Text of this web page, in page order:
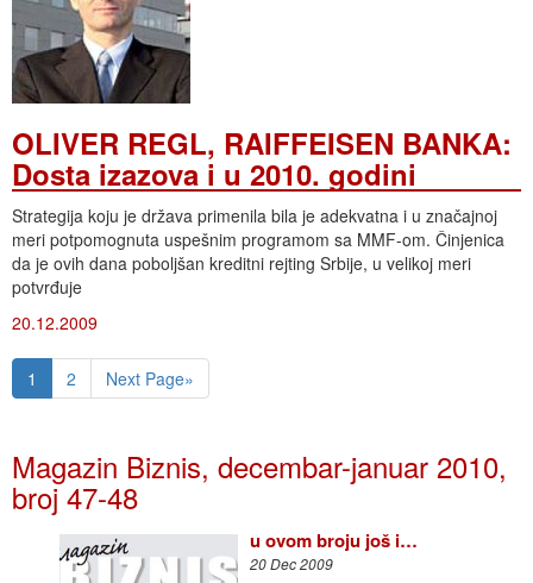
OLIVER REGL, RAIFFEISEN BANKA:
Dosta izazova i u 2010. godini
Strategija koju je država primenila bila je adekvatna i u značajnoj
meri potpomognuta uspešnim programom sa MMF-om. Činjenica
da je ovih dana poboljšan kreditni rejting Srbije, u velikoj meri
potvrđuje
20.12.2009
1 2 Next Page»
Magazin Biznis, decembar-januar 2010,
broj 47-48
u ovom broju još i…
20 Dec 2009